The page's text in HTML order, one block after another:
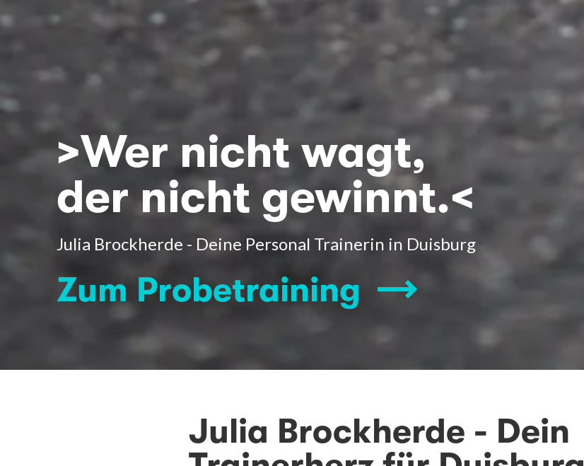
>Wer nicht wagt,
der nicht gewinnt.<
Julia Brockherde - Deine Personal Trainerin in Duisburg
Zum Probetraining
Julia Brockherde - Dein